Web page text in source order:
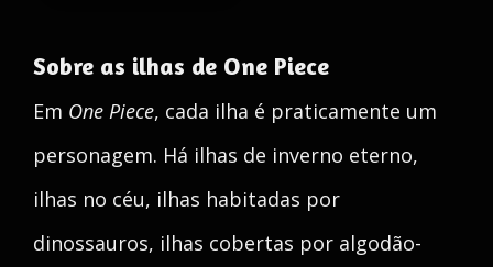
Sobre as ilhas de One Piece
Em One Piece, cada ilha é praticamente um
personagem. Há ilhas de inverno eterno,
ilhas no céu, ilhas habitadas por
dinossauros, ilhas cobertas por algodão-